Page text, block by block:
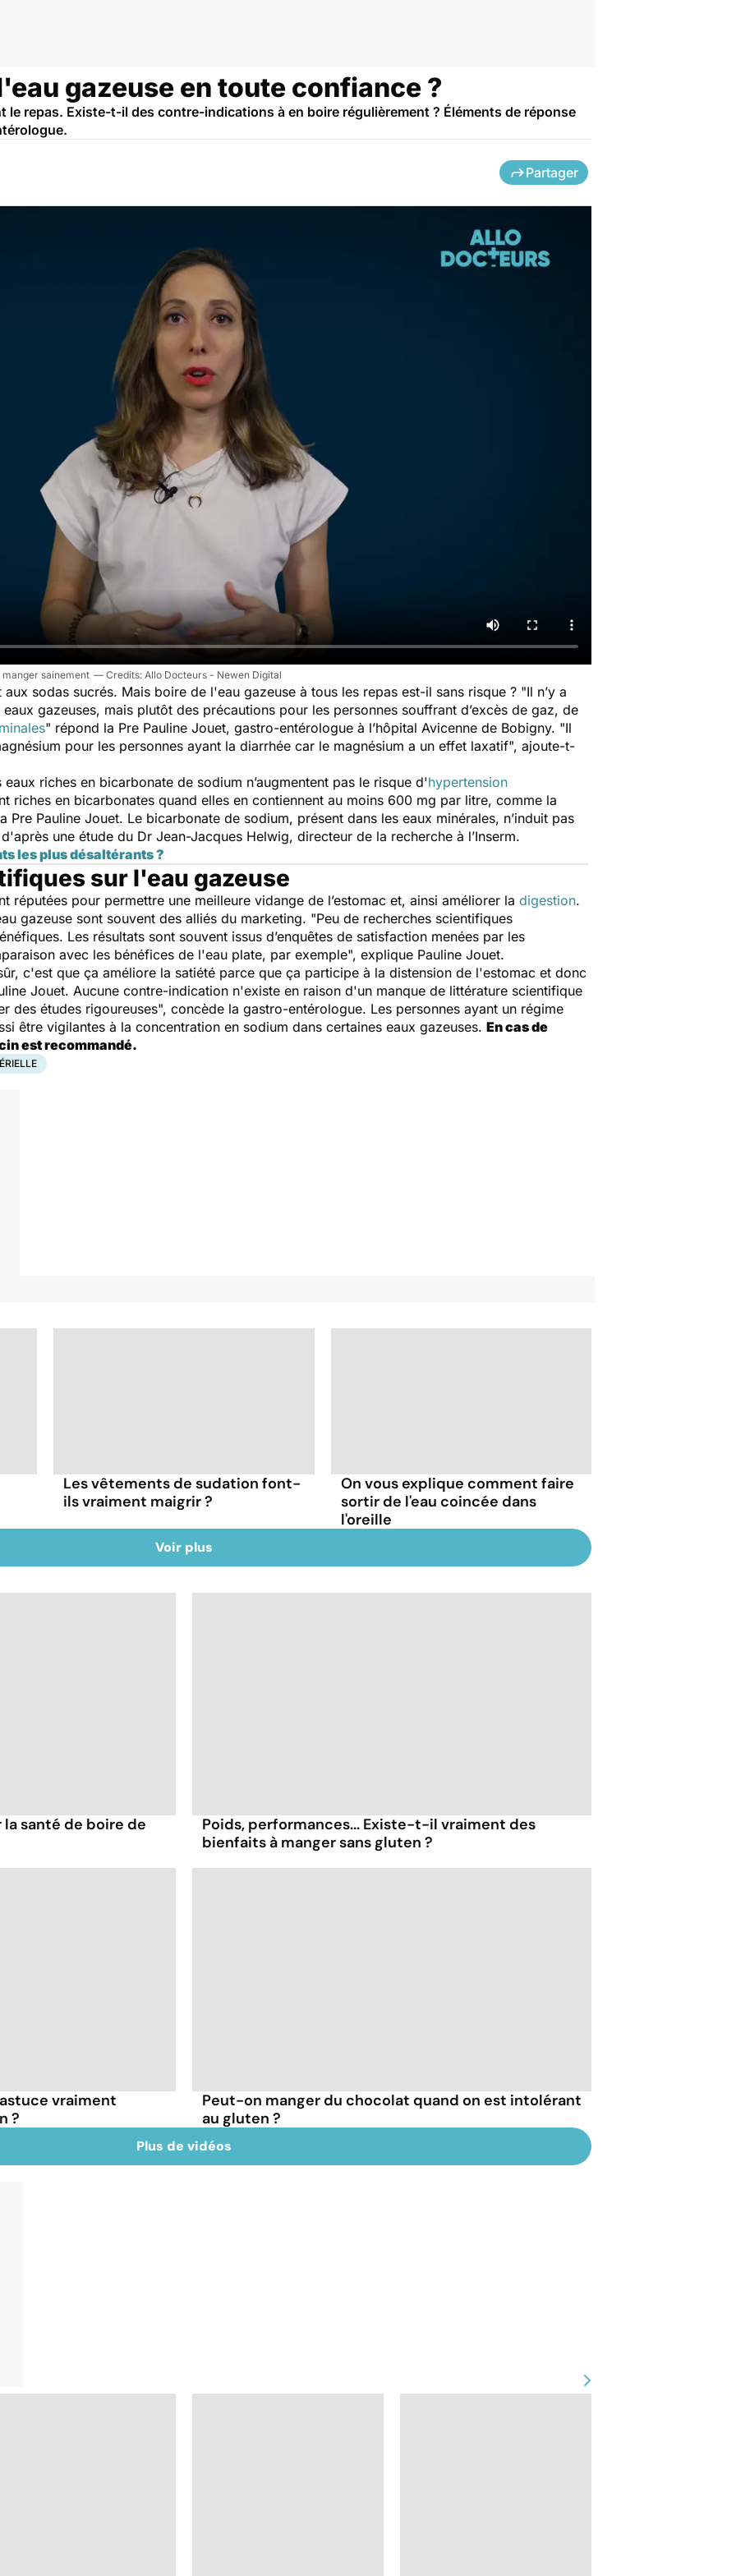
gazeuse en toute confiance ?
le repas. Existe-t-il des contre-indications à en boire régulièrement ? Éléments de réponse
Partager
sainement Allo Docteurs - Newen Digital
sodas sucrés. Mais boire de l'eau gazeuse à tous les repas est-il sans risque ? "Il n’y a
gazeuses, mais plutôt des précautions pour les personnes souffrant d’excès de gaz, de
" répond la Pre Pauline Jouet, gastro-entérologue à l’hôpital Avicenne de Bobigny. "Il
pour les personnes ayant la diarrhée car le magnésium a un effet laxatif", ajoute-t-
riches en bicarbonate de sodium n’augmentent pas le risque d'hypertension
riches en bicarbonates quand elles en contiennent au moins 600 mg par litre, comme la
Pre Pauline Jouet. Le bicarbonate de sodium, présent dans les eaux minérales, n’induit pas
une étude du Dr Jean-Jacques Helwig, directeur de la recherche à l’Inserm.
les plus désaltérants ?
sur l'eau gazeuse
réputées pour permettre une meilleure vidange de l’estomac et, ainsi améliorer la digestion.
gazeuse sont souvent des alliés du marketing. "Peu de recherches scientifiques
Les résultats sont souvent issus d’enquêtes de satisfaction menées par les
avec les bénéfices de l'eau plate, par exemple", explique Pauline Jouet.
c'est que ça améliore la satiété parce que ça participe à la distension de l'estomac et donc
Jouet. Aucune contre-indication n'existe en raison d'un manque de littérature scientifique
des études rigoureuses", concède la gastro-entérologue. Les personnes ayant un régime
être vigilantes à la concentration en sodium dans certaines eaux gazeuses. En cas de
est recommandé.
Les vêtements de sudation font-
ils vraiment maigrir ?
On vous explique comment faire
sortir de l'eau coincée dans
l'oreille
Voir plus
santé de boire de
Poids, performances... Existe-t-il vraiment des
bienfaits à manger sans gluten ?
vraiment
?
Peut-on manger du chocolat quand on est intolérant
au gluten ?
Plus de vidéos